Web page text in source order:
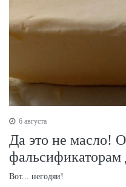
6 августа
Да это не масло!
фальсификаторам
Вот... негодяи!